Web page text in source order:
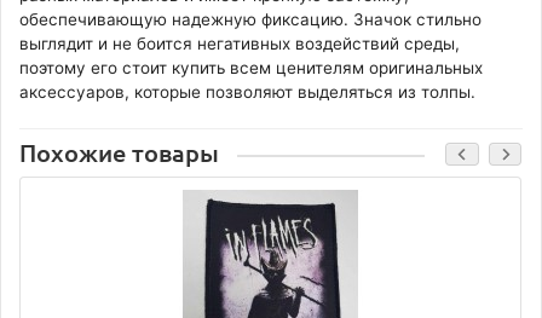
обеспечивающую надежную фиксацию. Значок стильно
выглядит и не боится негативных воздействий среды,
поэтому его стоит купить всем ценителям оригинальных
аксессуаров, которые позволяют выделяться из толпы.
Похожие товары